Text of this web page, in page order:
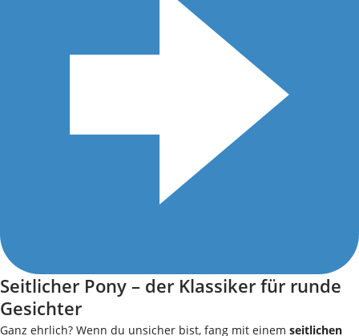
Seitlicher Pony – der Klassiker für runde
Gesichter
Ganz ehrlich? Wenn du unsicher bist, fang mit einem seitlichen